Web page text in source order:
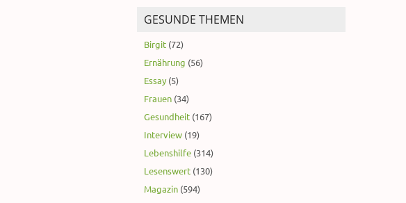
GESUNDE THEMEN
Birgit (72)
Ernährung (56)
Essay (5)
Frauen (34)
Gesundheit (167)
Interview (19)
Lebenshilfe (314)
Lesenswert (130)
Magazin (594)